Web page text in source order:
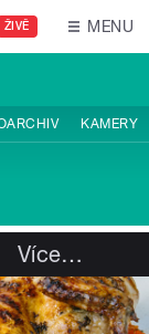
ŽIVĚ MENU
KAMERY
Více…